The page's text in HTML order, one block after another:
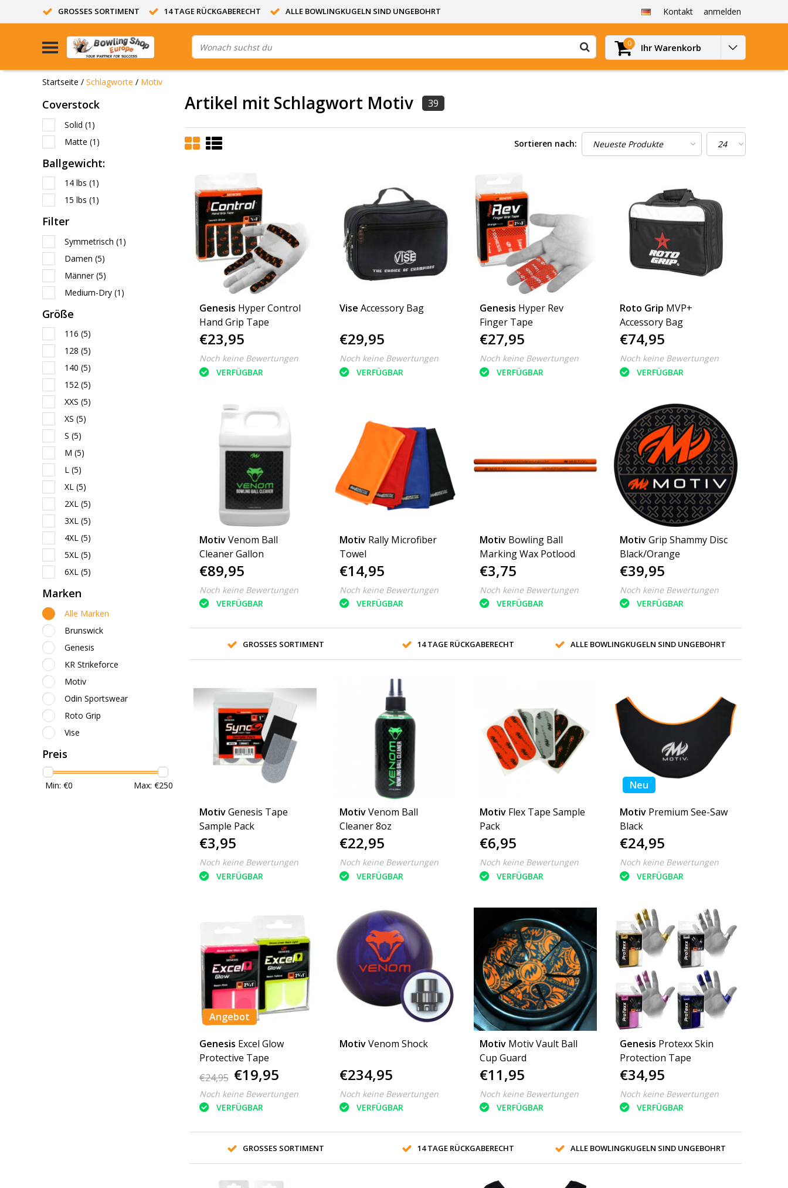
GROSSES SORTIMENT 14 TAGE RÜCKGABERECHT ALLE BOWLINGKUGELN SIND UNGEBOHRT Kontakt anmelden
0 Ihr Warenkorb
Startseite / Schlagworte / Motiv
Coverstock
Solid (1)
Matte (1)
Ballgewicht:
14 lbs (1)
15 lbs (1)
Filter
Symmetrisch (1)
Damen (5)
Männer(5)
Medium-Dry (1)
Größe
116 (5)
128 (5)
140 (5)
152 (5)
XXS (5)
XS (5)
S (5)
M (5)
L (5)
XL (5)
2XL (5)
3XL (5)
4XL (5)
5XL (5)
6XL (5)
Marken
Alle Marken
Brunswick
Genesis
KR Strikeforce
Motiv
Odin Sportswear
Roto Grip
Vise
Preis
Min: €0 Max: €250
Artikel mit Schlagwort Motiv 39
Sortieren nach:
Genesis Hyper Control
Hand Grip Tape
€23,95
Noch keine Bewertungen
VERFÜGBAR
Vise Accessory Bag
€29,95
Noch keine Bewertungen
VERFÜGBAR
Genesis Hyper Rev
Finger Tape
€27,95
Noch keine Bewertungen
VERFÜGBAR
Roto Grip MVP+
Accessory Bag
€74,95
Noch keine Bewertungen
VERFÜGBAR
Motiv Venom Ball
Cleaner Gallon
€89,95
Noch keine Bewertungen
VERFÜGBAR
Motiv Rally Microfiber
Towel
€14,95
Noch keine Bewertungen
VERFÜGBAR
Motiv Bowling Ball
Marking Wax Potlood
€3,75
Noch keine Bewertungen
VERFÜGBAR
MotivGrip Shammy Disc
Black/Orange
€39,95
Noch keine Bewertungen
VERFÜGBAR
GROSSES SORTIMENT 14 TAGE RÜCKGABERECHT ALLE BOWLINGKUGELN SIND UNGEBOHRT
Motiv Genesis Tape
Sample Pack
€3,95
Noch keine Bewertungen
VERFÜGBAR
MotivVenom Ball
Cleaner 8oz
€22,95
Noch keine Bewertungen
VERFÜGBAR
Motiv Flex Tape Sample
Pack
€6,95
Noch keine Bewertungen
VERFÜGBAR
Neu
Motiv Premium See-Saw
Black
€24,95
Noch keine Bewertungen
VERFÜGBAR
Angebot
Genesis Excel Glow
Protective Tape
€24,95 €19,95
Noch keine Bewertungen
VERFÜGBAR
MotivVenom Shock
€234,95
Noch keine Bewertungen
VERFÜGBAR
Motiv Motiv Vault Ball
Cup Guard
€11,95
Noch keine Bewertungen
VERFÜGBAR
Genesis Protexx Skin
Protection Tape
€34,95
Noch keine Bewertungen
VERFÜGBAR
GROSSES SORTIMENT 14 TAGE RÜCKGABERECHT ALLE BOWLINGKUGELN SIND UNGEBOHRT